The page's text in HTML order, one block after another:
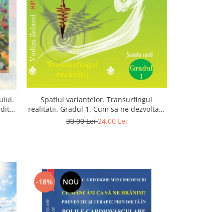
Spatiul variantelor. Transurfingul
realitatii. Gradul 1. Cum sa ne dezvoltam
intuitia si sa ne alegem soarta
30,00 Lei24,00 Lei
-18% NOU